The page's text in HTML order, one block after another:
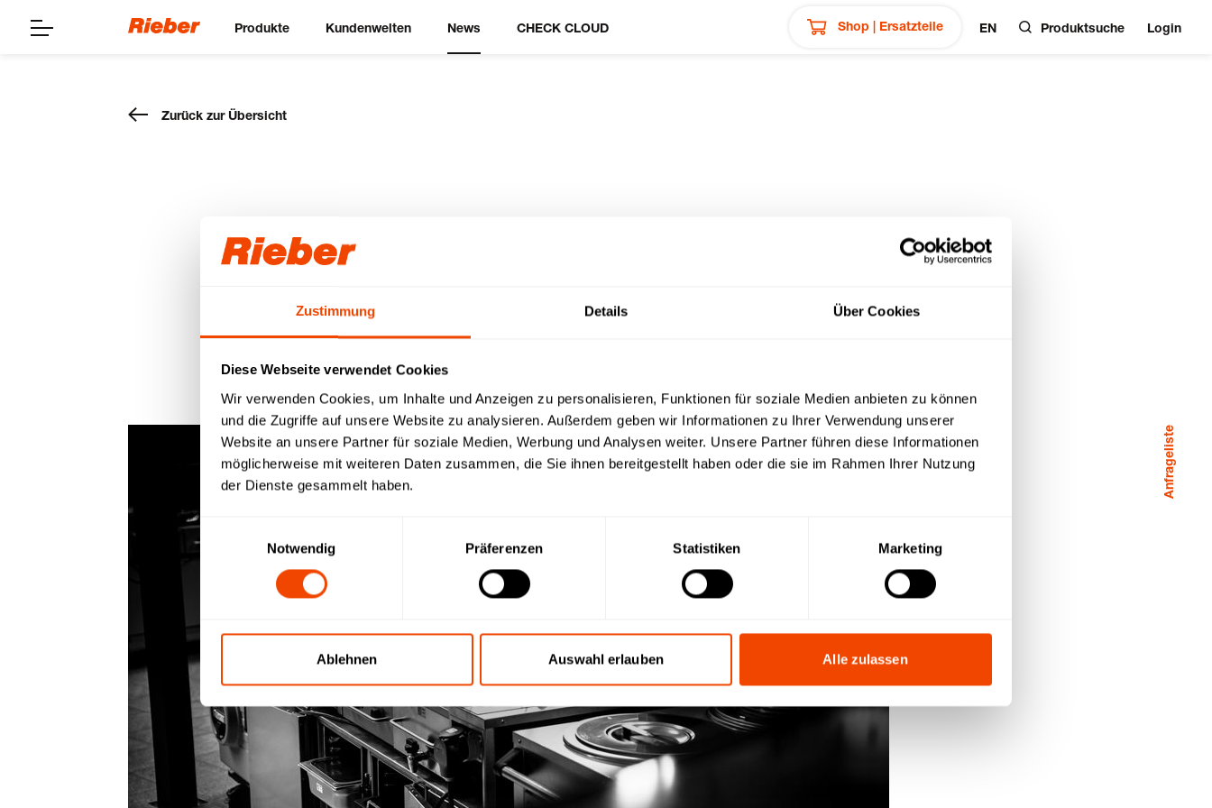
Zustimmung Details Über Cookies
Diese Webseite verwendet Cookies
Wir verwenden Cookies, um Inhalte und Anzeigen zu personalisieren, Funktionen für soziale Medien anbieten zu können
und die Zugriffe auf unsere Website zu analysieren. Außerdem geben wir Informationen zu Ihrer Verwendung unserer
Website an unsere Partner für soziale Medien, Werbung und Analysen weiter. Unsere Partner führen diese Informationen
möglicherweise mit weiteren Daten zusammen, die Sie ihnen bereitgestellt haben oder die sie im Rahmen Ihrer Nutzung
der Dienste gesammelt haben.
Einwilligungsauswahl
Notwendig
Präferenzen Statistiken Marketing
Ablehnen Auswahl erlauben Alle zulassen
Produkte Kundenwelten News CHECK CLOUD Shop | Ersatzteile EN Produktsuche Login
Zurück zur Übersicht
acs Frontcooking Service Videos
15.03.2020
Anfrageliste